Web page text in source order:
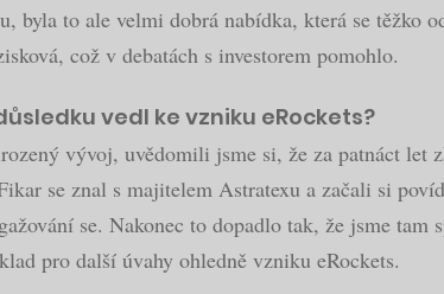
byla to ale velmi dobrá nabídka, která se
což v debatách s investorem pomohlo.
vedl ke vzniku eRockets?
vývoj, uvědomili jsme si, že za patnáct let
se znal s majitelem Astratexu a začali si
se. Nakonec to dopadlo tak, že jsme
pro další úvahy ohledně vzniku eRockets.